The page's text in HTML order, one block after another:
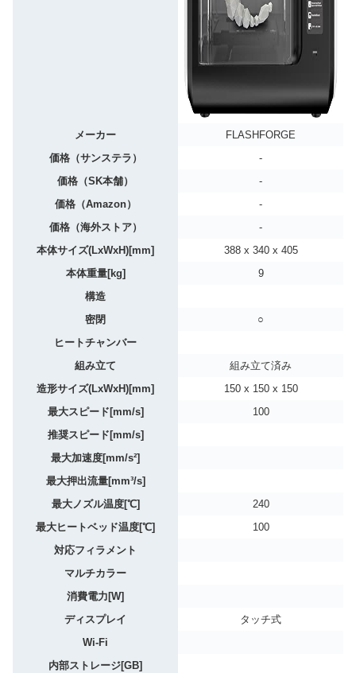
メーカー
FLASHFORGE
価格（サンステラ）
-
価格（SK本舗）
-
価格（Amazon）
-
価格（海外ストア）
-
本体サイズ(LxWxH)[mm]
388 x 340 x 405
本体重量[kg]
9
構造
密閉
○
ヒートチャンバー
組み立て
組み立て済み
造形サイズ(LxWxH)[mm]
150 x 150 x 150
最大スピード[mm/s]
100
推奨スピード[mm/s]
最大加速度[mm/s²]
最大押出流量[mm³/s]
最大ノズル温度[℃]
240
最大ヒートベッド温度[℃]
100
対応フィラメント
マルチカラー
消費電力[W]
ディスプレイ
タッチ式
Wi-Fi
内部ストレージ[GB]